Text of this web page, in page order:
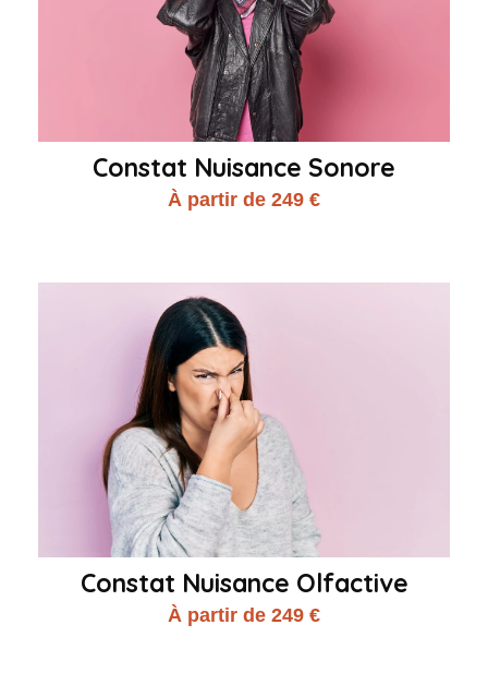
Constat Nuisance Sonore
À partir de 249 €
Constat Nuisance Olfactive
À partir de 249 €